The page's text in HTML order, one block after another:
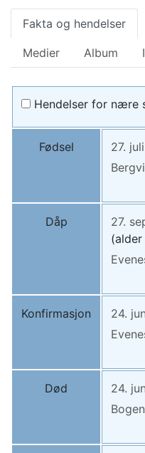
Fakta og hendelser
Medier Album
Hendelser for nære
Fødsel 27.
Dåp 27.
(alder
Konfirmasjon 24.
Død 24.
Bogen